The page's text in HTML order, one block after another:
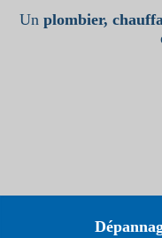
Un plombier,